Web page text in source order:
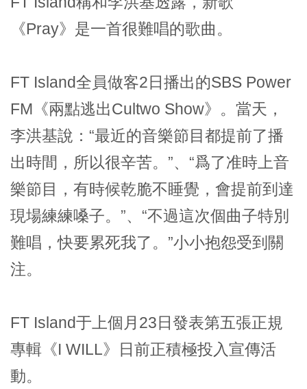
《Pray》是一首很難唱的歌曲。
FT Island全員做客2日播出的SBS Power
FM《兩點逃出Cultwo Show》。當天，
李洪基說：“最近的音樂節目都提前了播
出時間，所以很辛苦。”、“爲了准時上音
樂節目，有時候乾脆不睡覺，會提前到達
現場練練嗓子。”、“不過這次個曲子特別
難唱，快要累死我了。”小小抱怨受到關
注。
FT Island于上個月23日發表第五張正規
專輯《I WILL》日前正積極投入宣傳活
動。